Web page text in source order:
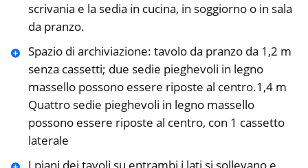
scrivania e la sedia in cucina, in soggiorno o in sala
da pranzo.
Spazio di archiviazione: tavolo da pranzo da 1,2 m
senza cassetti; due sedie pieghevoli in legno
massello possono essere riposte al centro.1,4 m
Quattro sedie pieghevoli in legno massello
possono essere riposte al centro, con 1 cassetto
laterale